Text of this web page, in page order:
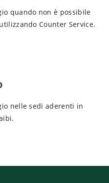
quando non è possibile
Counter Service.
nelle sedi aderenti in